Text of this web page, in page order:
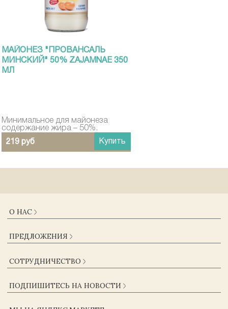
МАЙОНЕЗ "ПРОВАНСАЛЬ
МИНСКИЙ" 50% ZAJAMNAE 350
МЛ
Минимальное для майонеза
содержание жира – 50%.
219 руб
Купить
О НАС
ДОСТАВКА И ОПЛАТА
ЖУРНАЛ
КОНТАКТЫ
ПОЛЬЗОВАТЕЛЬСКОЕ СОГЛАШЕНИЕ
ПРЕДЛОЖЕНИЯ
СОТРУДНИЧЕСТВО
ПОСТАВЩИКАМ
ПОДПИШИТЕСЬ НА НОВОСТИ